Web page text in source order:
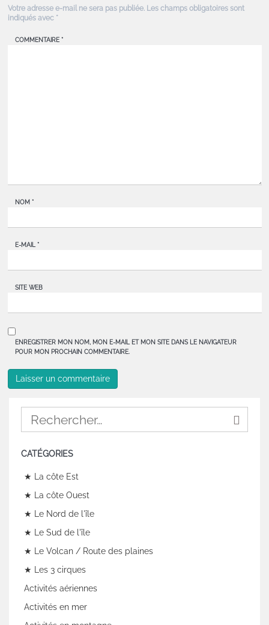
Votre adresse e-mail ne sera pas publiée. Les champs obligatoires sont
indiqués avec *
COMMENTAIRE *
NOM *
E-MAIL *
SITE WEB
ENREGISTRER MON NOM, MON E-MAIL ET MON SITE DANS LE NAVIGATEUR
POUR MON PROCHAIN COMMENTAIRE.
CATÉGORIES
★ La côte Est
★ La côte Ouest
★ Le Nord de l'île
★ Le Sud de l'île
★ Le Volcan / Route des plaines
★ Les 3 cirques
Activités aériennes
Activités en mer